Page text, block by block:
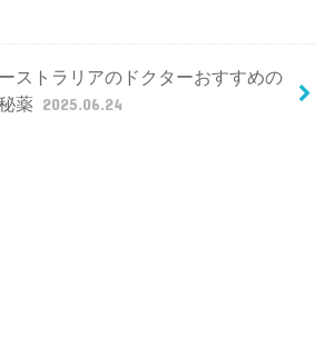
ストラリアのドクターおすすめの
薬 2025.06.24